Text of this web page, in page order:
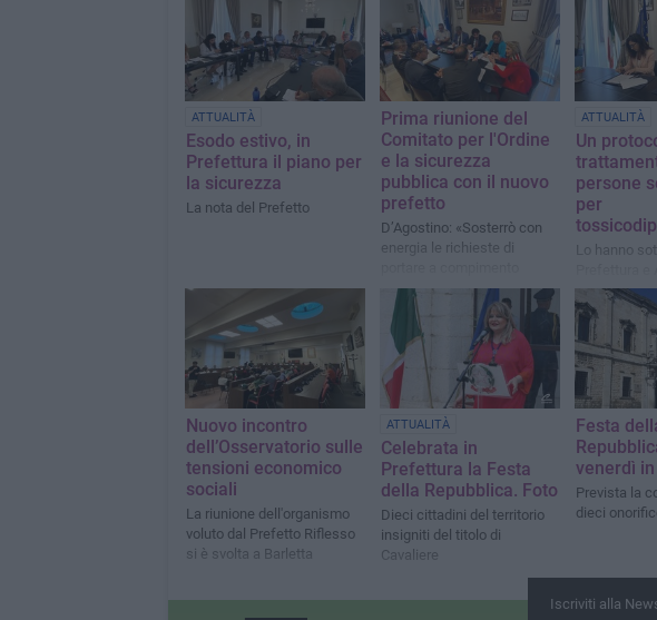
ATTUALITÀ
Esodo estivo, in
Prefettura il piano per
la sicurezza
La nota del Prefetto
Prima riunione del
Comitato per l'Ordine
e la sicurezza
pubblica con il nuovo
prefetto
D’Agostino: «Sosterrò con
energia le richieste di
l’istituzione degli uffici
statali sul territorio»
ATTUALITÀ
Un
persone
per
Lo hanno
Nuovo incontro
dell’Osservatorio sulle
tensioni economico
sociali
La riunione dell'organismo
voluto dal Prefetto Riflesso
si è svolta a Barletta
ATTUALITÀ
Celebrata in
Prefettura la Festa
della Repubblica. Foto
Dieci cittadini del territorio
insigniti del titolo di
Cavaliere
Festa
venerdì
Prevista la
dieci
Iscriviti alla